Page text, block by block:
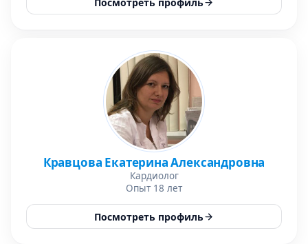
Кравцова Екатерина Александровна
Кардиолог
Опыт 18 лет
Посмотреть профиль